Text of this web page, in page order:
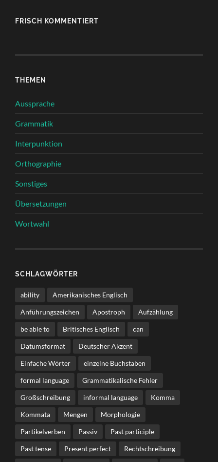
FRISCH KOMMENTIERT
THEMEN
Aussprache
Grammatik
Interpunktion
Orthographie
Sonstiges
Übersetzungen
Wortwahl
SCHLAGWÖRTER
ability Amerikanisches Englisch
Anführungszeichen Apostroph Aufzählung
be able to Britisches Englisch can
Datumsformat Deutscher Akzent
Einfache Wörter einzelne Buchstaben
formal language Grammatikalische Fehler
Großschreibung informal language Komma
Kommata Mengen Morphologie
Partikelverben Passiv Past participle
Past tense Present perfect Rechtschreibung